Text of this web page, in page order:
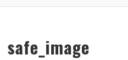
safe_image